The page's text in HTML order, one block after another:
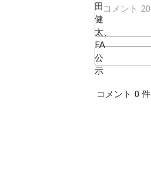
コメント 0 件